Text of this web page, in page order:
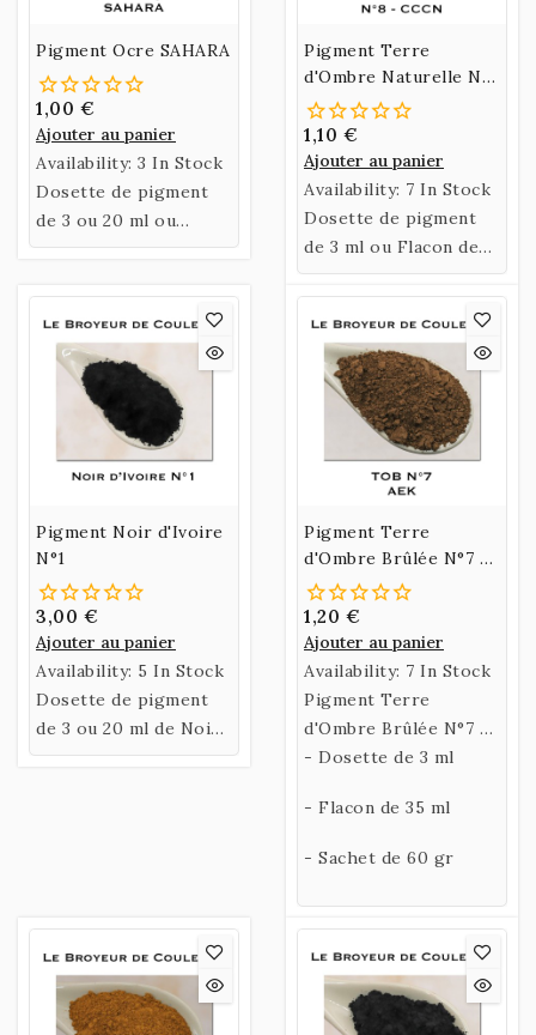
Pigment Ocre SAHARA
1,00 €
Ajouter au panier
Availability: 3 In Stock
Dosette de pigment
de 3 ou 20 ml ou
sachet de 60 gr d'Ocre
Pigment Terre
d'Ombre Naturelle N°8
- CCCN
1,10 €
Ajouter au panier
Availability: 7 In Stock
Dosette de pigment
de 3 ml ou Flacon de
35 ml de Terre
d'Ombre Naturelle N°8
- CCCN.
Pigment Noir d'Ivoire
N°1
3,00 €
Ajouter au panier
Availability: 5 In Stock
Dosette de pigment
de 3 ou 20 ml de Noir
d'Ivoire.
Pigment Terre
d'Ombre Brûlée N°7 -
AEK
1,20 €
Ajouter au panier
Availability: 7 In Stock
Pigment Terre
d'Ombre Brûlée N°7 -
AEK
- Dosette de 3 ml
- Flacon de 35 ml
- Sachet de 60 gr